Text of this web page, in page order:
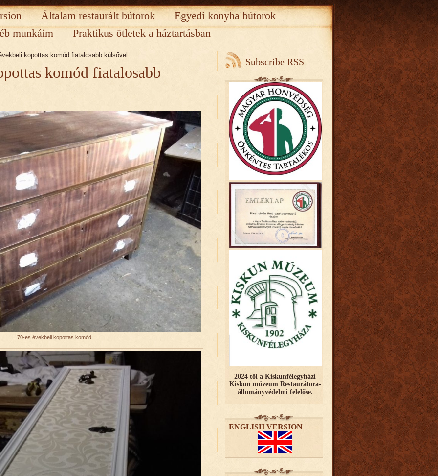
Általam restaurált bútorok
Egyedi konyha bútorok
munkáim
Praktikus ötletek a háztartásban
kopottas komód fiatalosabb külsővel
komód fiatalosabb
70-es évekbeli kopottas komód
Subscribe RSS
2024 től a Kiskunfélegyházi
Kiskun múzeum Restaurátora-
állományvédelmi felelőse.
ENGLISH VERSION